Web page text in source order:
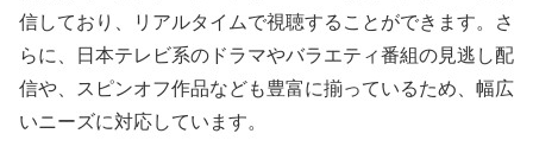
信しており、リアルタイムで視聴することができます。さ
らに、日本テレビ系のドラマやバラエティ番組の見逃し配
信や、スピンオフ作品なども豊富に揃っているため、幅広
いニーズに対応しています。